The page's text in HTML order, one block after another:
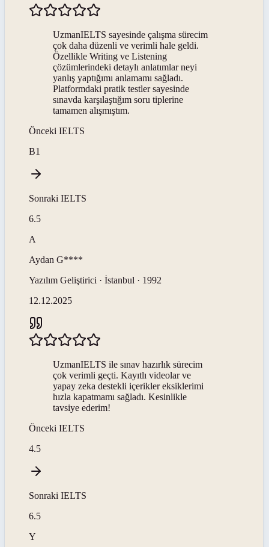
UzmanIELTS sayesinde çalışma sürecim
çok daha düzenli ve verimli hale geldi.
Özellikle Writing ve Listening
çözümlerindeki detaylı anlatımlar neyi
yanlış yaptığımı anlamamı sağladı.
Platformdaki pratik testler sayesinde
sınavda karşılaştığım soru tiplerine
tamamen alışmıştım.
Önceki IELTS
B1
Sonraki IELTS
6.5
A
Aydan G****
Yazılım Geliştirici · İstanbul · 1992
12.12.2025
UzmanIELTS ile sınav hazırlık sürecim
çok verimli geçti. Kayıtlı videolar ve
yapay zeka destekli içerikler eksiklerimi
hızla kapatmamı sağladı. Kesinlikle
tavsiye ederim!
Önceki IELTS
4.5
Sonraki IELTS
6.5
Y